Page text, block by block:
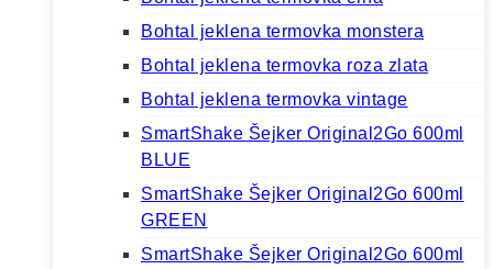
Bohtal jeklena termovka monstera
Bohtal jeklena termovka roza zlata
Bohtal jeklena termovka vintage
SmartShake Šejker Original2Go 600ml
BLUE
SmartShake Šejker Original2Go 600ml
GREEN
SmartShake Šejker Original2Go 600ml